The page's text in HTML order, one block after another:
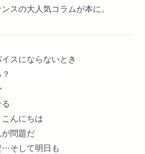
スの大人気コラムが本に。
スにならないとき
んにちは
問題だ
…そして明日も